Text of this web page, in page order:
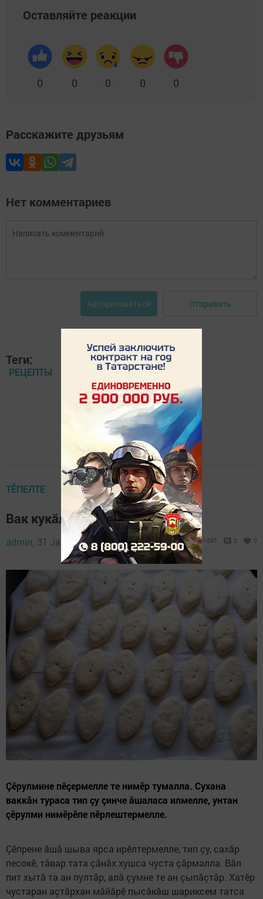
Оставляйте реакции
0 0 0 0 0
Расскажите друзьям
Нет комментариев
Авторизоваться Отправить
Теги:
РЕЦЕПТЫ
ТӖПЕЛТЕ
Вак кукăль
admin, 31 January 2025 - 13:03 1097 0 0
Çӗрулмине пӗçермелле те нимӗр тумалла. Сухана
ваккăн тураса тип çу çинче ăшаласа илмелле, унтан
çӗрулми нимӗрӗпе пӗрлештермелле.
Çӗпрене ăшă шыва ярса ирӗлтермелле, тип çу, сахăр
песокӗ, тăвар тата çăнăх хушса чуста çăрмалла. Вăл
пит хытă та ан пултăр, алă çумне те ан çыпăçтăр. Хатӗр
чустаран аçтăрхан мăйăрӗ пысăкăш шариксем татса